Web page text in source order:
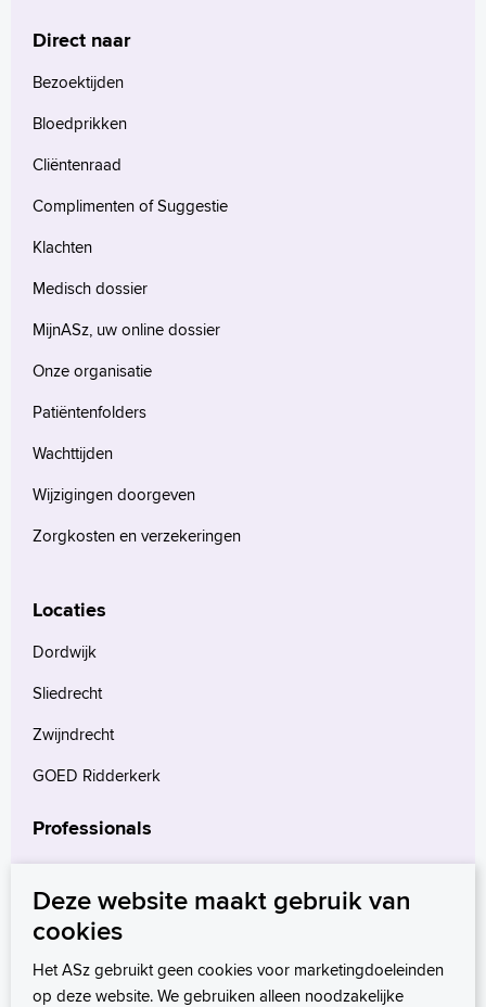
Direct naar
Bezoektijden
Bloedprikken
Cliëntenraad
Complimenten of Suggestie
Klachten
Medisch dossier
MijnASz, uw online dossier
Onze organisatie
Patiëntenfolders
Wachttijden
Wijzigingen doorgeven
Zorgkosten en verzekeringen
Locaties
Dordwijk
Sliedrecht
Zwijndrecht
GOED Ridderkerk
Professionals
Verwijzers
Wetenschappelijk onderzoek
Deze website maakt gebruik van
cookies
Het ASz gebruikt geen cookies voor marketingdoeleinden
op deze website. We gebruiken alleen noodzakelijke